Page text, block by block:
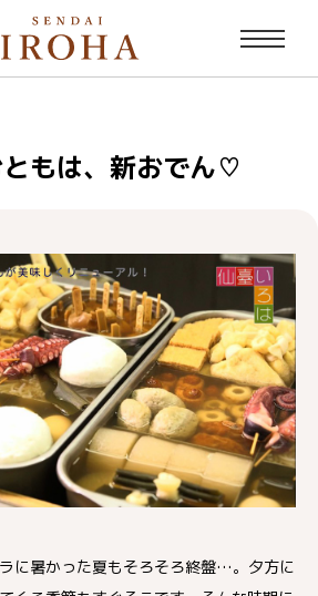
もは、新おでん♡
に暑かった夏もそろそろ終盤…。夕方に